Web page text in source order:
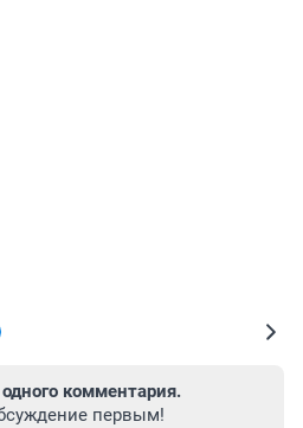
комментария.
первым!